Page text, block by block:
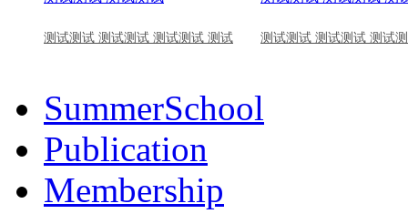
测试测试 测试测试 测试测试 测试 测试测试 测试测试 测试
SummerSchool
Publication
Membership